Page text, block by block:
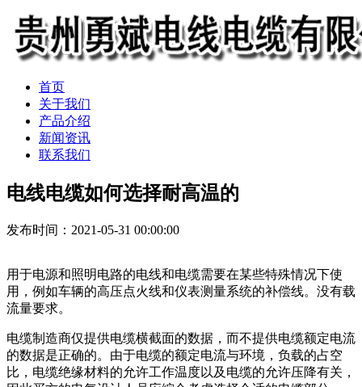
首页
关于我们
产品介绍
新闻资讯
联系我们
电线电缆如何选择耐高温的
发布时间：2021-05-31 00:00:00
用于电源和照明电路的电线和电缆需要在某些特殊情况下使
用，例如车辆的高压点火线和仪表测量系统的补偿线。没有载
流量要求。
电缆制造商仅提供电缆横截面的数据，而不提供电缆额定电流
的数据是正确的。由于电缆的额定电流与环境，负载的占空
比，电缆绝缘材料的允许工作温度以及电缆的允许压降有关，